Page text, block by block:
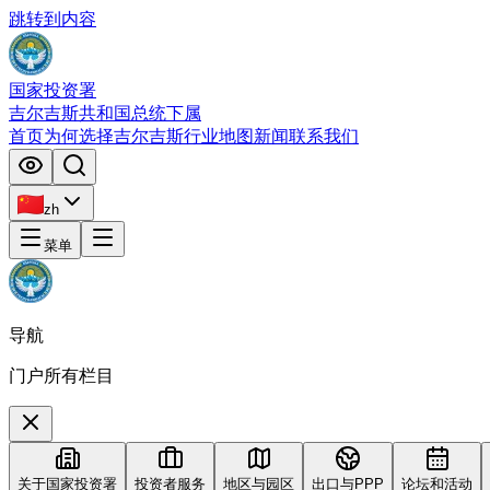
跳转到内容
国家投资署
吉尔吉斯共和国总统下属
首页为何选择吉尔吉斯行业地图新闻联系我们
zh
菜单
导航
门户所有栏目
关于国家投资署 投资者服务 地区与园区 出口与PPP 论坛和活动